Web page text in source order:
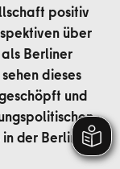
positiv
über
Berliner
dieses
und
der Berliner